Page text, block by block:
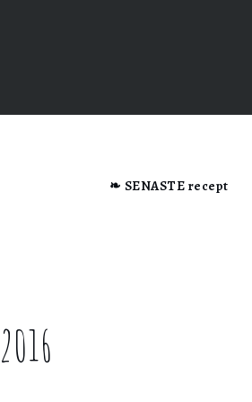
❧ SENASTE recept
när du besöker webbplatsen.